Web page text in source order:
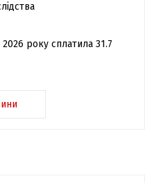
року сплатила 31.7